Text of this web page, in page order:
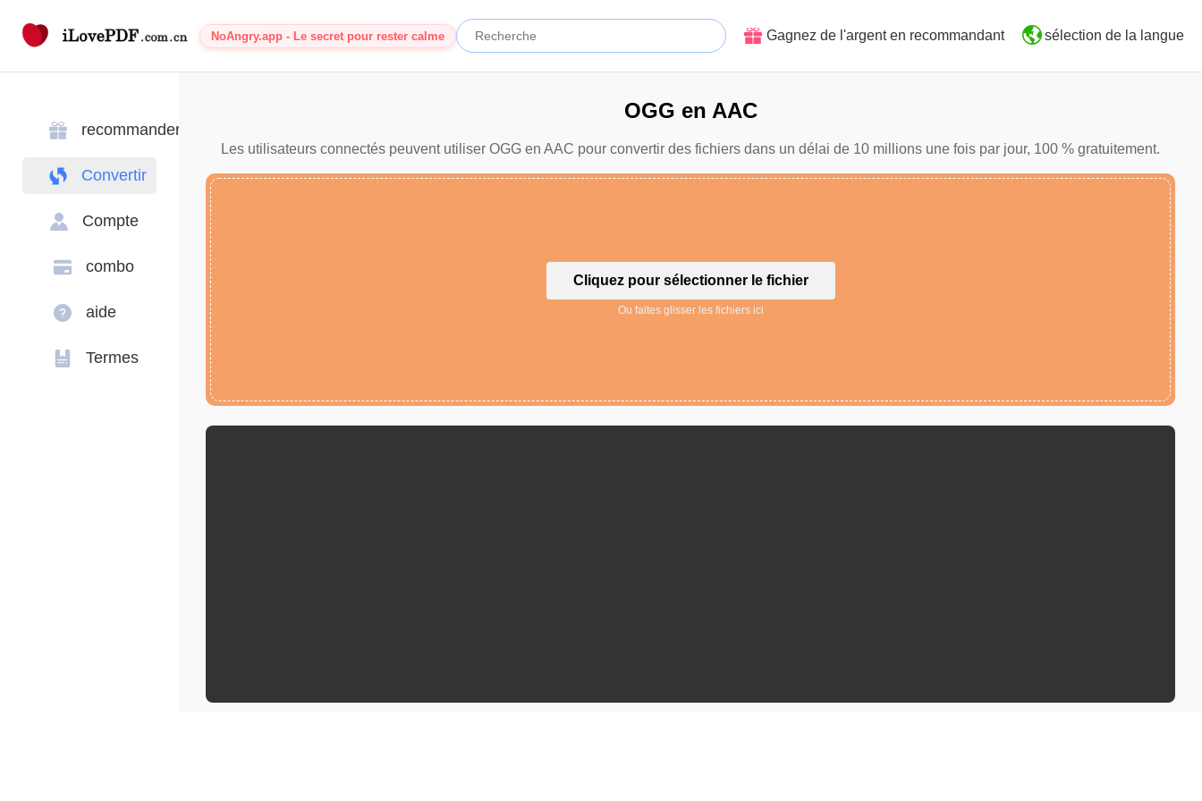
NoAngry.app - Le secret pour rester calme Gagnez de l'argent en recommandant sélection de la langue
recommander
Convertir
Compte
combo
aide
Termes
OGG en AAC
Les utilisateurs connectés peuvent utiliser OGG en AAC pour convertir des fichiers dans un délai de 10 millions une fois par jour, 100 % gratuitement.
Cliquez pour sélectionner le fichier
Ou faites glisser les fichiers ici